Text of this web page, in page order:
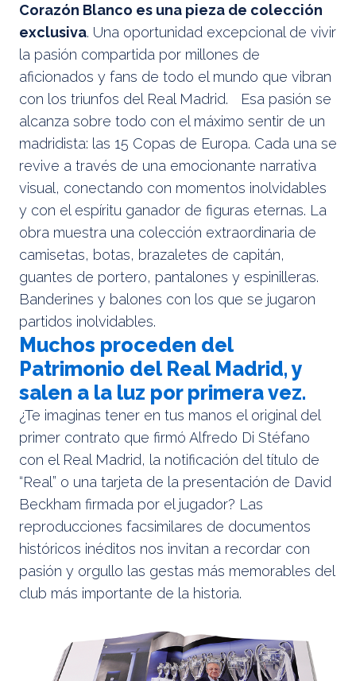
Corazón Blanco es una pieza de colección
exclusiva. Una oportunidad excepcional de vivir
la pasión compartida por millones de
aficionados y fans de todo el mundo que vibran
con los triunfos del Real Madrid. Esa pasión se
alcanza sobre todo con el máximo sentir de un
madridista: las 15 Copas de Europa. Cada una se
revive a través de una emocionante narrativa
visual, conectando con momentos inolvidables
y con el espíritu ganador de figuras eternas. La
obra muestra una colección extraordinaria de
camisetas, botas, brazaletes de capitán,
guantes de portero, pantalones y espinilleras.
Banderines y balones con los que se jugaron
partidos inolvidables.
Muchos proceden del
Patrimonio del Real Madrid, y
salen a la luz por primera vez.
¿Te imaginas tener en tus manos el original del
primer contrato que firmó Alfredo Di Stéfano
con el Real Madrid, la notificación del título de
“Real” o una tarjeta de la presentación de David
Beckham firmada por el jugador? Las
reproducciones facsimilares de documentos
históricos inéditos nos invitan a recordar con
pasión y orgullo las gestas más memorables del
club más importante de la historia.